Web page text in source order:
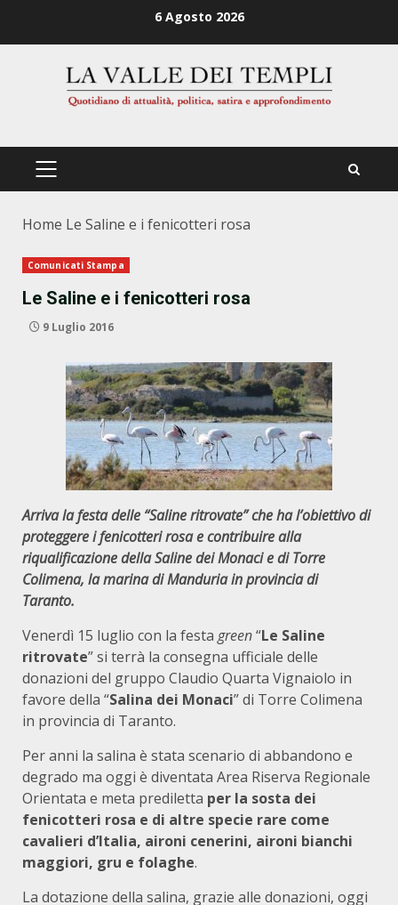
6 Agosto 2026
PRIMÄRES
Home Le Saline e i fenicotteri rosa
Comunicati Stampa
Le Saline e i fenicotteri rosa
9 Luglio 2016
Arriva la festa delle “Saline ritrovate” che ha l’obiettivo di
proteggere i fenicotteri rosa e contribuire alla
riqualificazione della Saline dei Monaci e di Torre
Colimena, la marina di Manduria in provincia di
Taranto.
Venerdì 15 luglio con la festa green“Le Saline
ritrovate” si terrà la consegna ufficiale delle
donazioni del gruppo Claudio Quarta Vignaiolo in
favore della “Salina dei Monaci” di Torre Colimena
in provincia di Taranto.
Per anni la salina è stata scenario di abbandono e
degrado ma oggi è diventata Area Riserva Regionale
Orientata e meta prediletta per la sosta dei
fenicotteri rosa e di altre specie rare come
cavalieri d’Italia, aironi cenerini, aironi bianchi
maggiori, gru e folaghe.
La dotazione della salina, grazie alle donazioni, oggi